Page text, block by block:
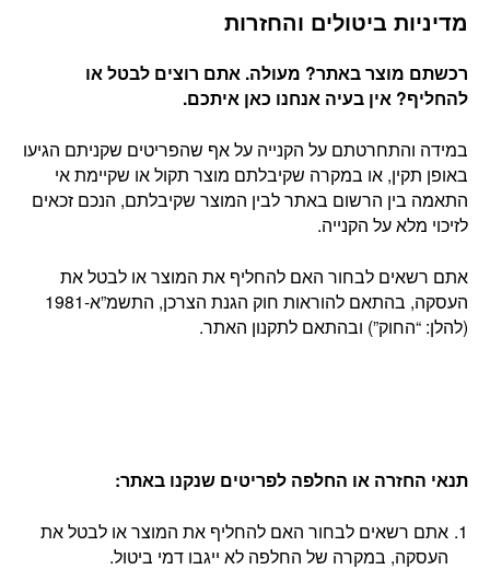
מדיניות ביטולים והחזרות
רכשתם מוצר באתר? מעולה. אתם רוצים לבטל או
להחליף? אין בעיה אנחנו כאן איתכם.
במידה והתחרטתם על הקנייה על אף שהפריטים שקניתם הגיעו
באופן תקין, או במקרה שקיבלתם מוצר תקול או שקיימת אי
התאמה בין הרשום באתר לבין המוצר שקיבלתם, הנכם זכאים
לזיכוי מלא על הקנייה.
אתם רשאים לבחור האם להחליף את המוצר או לבטל את
העסקה, בהתאם להוראות חוק הגנת הצרכן, התשמ”א-1981
(להלן: “החוק”) ובהתאם לתקנון האתר.
תנאי החזרה או החלפה לפריטים שנקנו באתר:
אתם רשאים לבחור האם להחליף את המוצר או לבטל את
העסקה, במקרה של החלפה לא ייגבו דמי ביטול.